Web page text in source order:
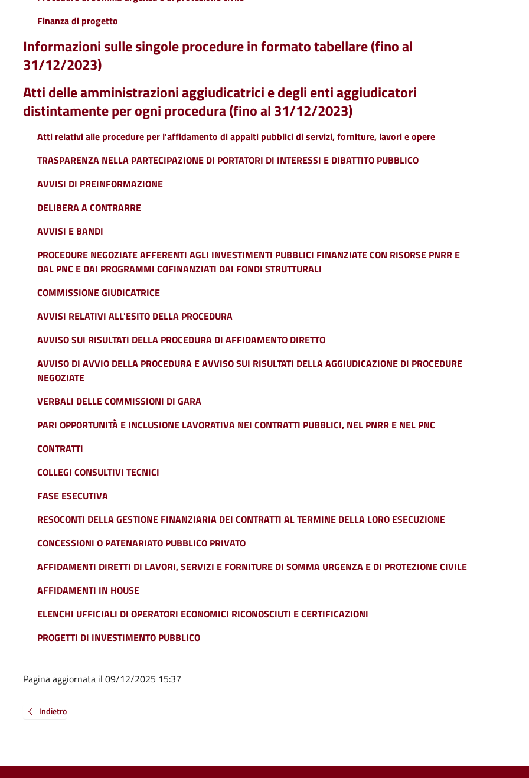
Finanza di progetto
Informazioni sulle singole procedure in formato tabellare (fino al
31/12/2023)
Atti delle amministrazioni aggiudicatrici e degli enti aggiudicatori
distintamente per ogni procedura (fino al 31/12/2023)
Atti relativi alle procedure per l'affidamento di appalti pubblici di servizi, forniture, lavori e opere
TRASPARENZA NELLA PARTECIPAZIONE DI PORTATORI DI INTERESSI E DIBATTITO PUBBLICO
AVVISI DI PREINFORMAZIONE
DELIBERA A CONTRARRE
AVVISI E BANDI
PROCEDURE NEGOZIATE AFFERENTI AGLI INVESTIMENTI PUBBLICI FINANZIATE CON RISORSE PNRR E
DAL PNC E DAI PROGRAMMI COFINANZIATI DAI FONDI STRUTTURALI
COMMISSIONE GIUDICATRICE
AVVISI RELATIVI ALL'ESITO DELLA PROCEDURA
AVVISO SUI RISULTATI DELLA PROCEDURA DI AFFIDAMENTO DIRETTO
AVVISO DI AVVIO DELLA PROCEDURA E AVVISO SUI RISULTATI DELLA AGGIUDICAZIONE DI PROCEDURE
NEGOZIATE
VERBALI DELLE COMMISSIONI DI GARA
PARI OPPORTUNITÀ E INCLUSIONE LAVORATIVA NEI CONTRATTI PUBBLICI, NEL PNRR E NEL PNC
CONTRATTI
COLLEGI CONSULTIVI TECNICI
FASE ESECUTIVA
RESOCONTI DELLA GESTIONE FINANZIARIA DEI CONTRATTI AL TERMINE DELLA LORO ESECUZIONE
CONCESSIONI O PATENARIATO PUBBLICO PRIVATO
AFFIDAMENTI DIRETTI DI LAVORI, SERVIZI E FORNITURE DI SOMMA URGENZA E DI PROTEZIONE CIVILE
AFFIDAMENTI IN HOUSE
ELENCHI UFFICIALI DI OPERATORI ECONOMICI RICONOSCIUTI E CERTIFICAZIONI
PROGETTI DI INVESTIMENTO PUBBLICO
Pagina aggiornata il 09/12/2025 15:37
Indietro